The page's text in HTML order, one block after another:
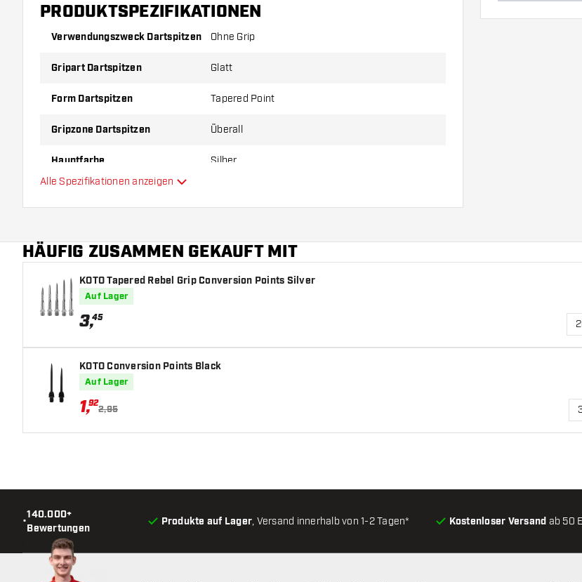
PRODUKTSPEZIFIKATIONEN
Verwendungszweck Dartspitzen Ohne Grip
Gripart Dartspitzen Glatt
Form Dartspitzen Tapered Point
Gripzone Dartspitzen Überall
Hauptfarbe Silber
Alle Spezifikationen anzeigen
HÄUFIG ZUSAMMEN GEKAUFT MIT
KOTO Tapered Rebel Grip Conversion Points Silver
Auf Lager
3,45
KOTO Conversion Points Black
Auf Lager
1,92
2,95
•
140.000+
Bewertungen
Produkte auf Lager, Versand innerhalb von 1-2 Tagen* Kostenloser Versand ab 50